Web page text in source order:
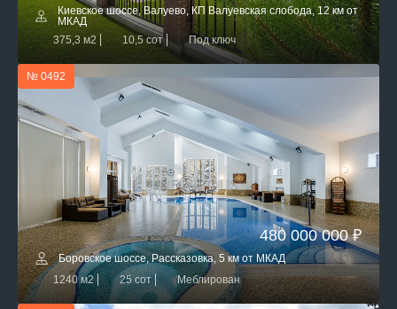
Киевское шоссе, Валуево, КП Валуевская слобода, 12 км от
МКАД
375,3 м2
10,5 сот Под ключ
№ 0492
480 000 000 ₽
Боровское шоссе, Рассказовка, 5 км от МКАД
1240 м2
25 сот Меблирован